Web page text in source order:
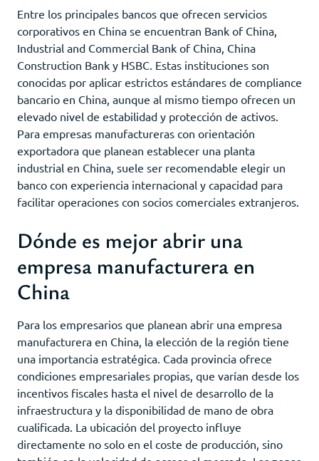
Entre los principales bancos que ofrecen servicios
corporativos en China se encuentran Bank of China,
Industrial and Commercial Bank of China, China
Construction Bank y HSBC. Estas instituciones son
conocidas por aplicar estrictos estándares de compliance
bancario en China, aunque al mismo tiempo ofrecen un
elevado nivel de estabilidad y protección de activos.
Para empresas manufactureras con orientación
exportadora que planean establecer una planta
industrial en China, suele ser recomendable elegir un
banco con experiencia internacional y capacidad para
facilitar operaciones con socios comerciales extranjeros.
Dónde es mejor abrir una
empresa manufacturera en
China
Para los empresarios que planean abrir una empresa
manufacturera en China, la elección de la región tiene
una importancia estratégica. Cada provincia ofrece
condiciones empresariales propias, que varían desde los
incentivos fiscales hasta el nivel de desarrollo de la
infraestructura y la disponibilidad de mano de obra
cualificada. La ubicación del proyecto influye
directamente no solo en el coste de producción, sino